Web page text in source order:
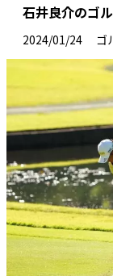
石井良介のゴ
2024/01/24 ゴ